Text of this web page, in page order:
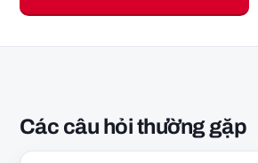
Các câu hỏi thường gặp